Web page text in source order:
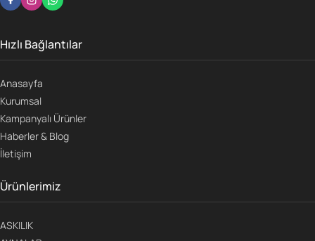
Hızlı Bağlantılar
Anasayfa
Kurumsal
Kampanyalı Ürünler
Haberler & Blog
İletişim
Ürünlerimiz
ASKILIK